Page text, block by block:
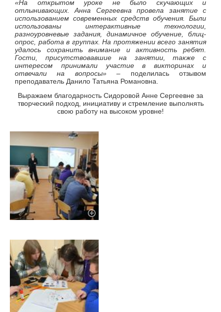
«На открытом уроке не было скучающих и
отлынивающих. Анна Сергеевна провела занятие с
использованием современных средств обучения. Были
использованы интерактивные технологии,
разноуровневые задания, динамичное обучение, блиц-
опрос, работа в группах. На протяжении всего занятия
удалось сохранить внимание и активность ребят.
Гости, присутствовавшие на занятии, также с
интересом принимали участие в викторинах и
отвечали на вопросы» – поделилась отзывом
преподаватель Данило Татьяна Романовна.
Выражаем благодарность Сидоровой Анне Сергеевне за
творческий подход, инициативу и стремление выполнять
свою работу на высоком уровне!